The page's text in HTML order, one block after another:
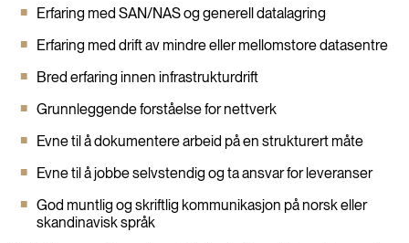
Erfaring med SAN/NAS og generell datalagring
Erfaring med drift av mindre eller mellomstore datasentre
Bred erfaring innen infrastrukturdrift
Grunnleggende forståelse for nettverk
Evne til å dokumentere arbeid på en strukturert måte
Evne til å jobbe selvstendig og ta ansvar for leveranser
God muntlig og skriftlig kommunikasjon på norsk eller
skandinavisk språk